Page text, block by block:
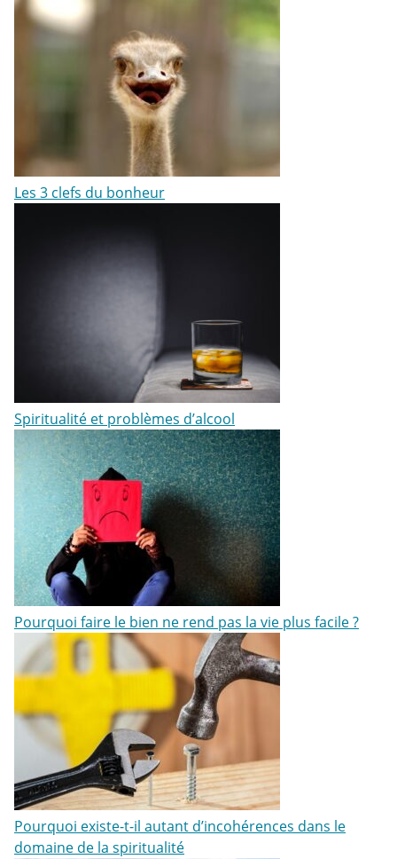
Les 3 clefs du bonheur
Spiritualité et problèmes d’alcool
Pourquoi faire le bien ne rend pas la vie plus facile ?
Pourquoi existe-t-il autant d’incohérences dans le
domaine de la spiritualité